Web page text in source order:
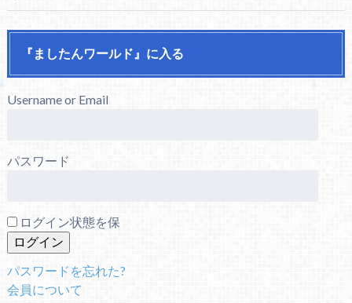
『ましたんワールド』に入る
Username or Email
パスワード
ログイン状態を保
パスワードを忘れた?
会員について